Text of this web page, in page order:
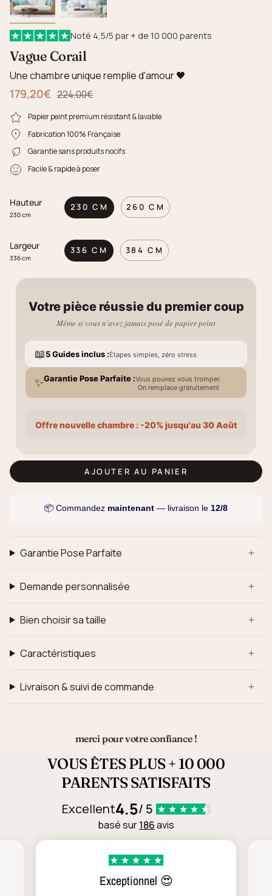
Noté 4,5/5 par + de 10 000 parents
Vague Corail
Une chambre unique remplie d'amour 🖤
179,20€
Prix régulier224,00€
Papier peint premium résistant & lavable
Fabrication 100% Française
Garantie sans produits nocifs
Facile & rapide à poser
Hauteur
230 cm
230 CM 260 CM
Largeur
336 cm
336 CM 384 CM
Votre pièce réussie du premier coup
Même si vous n'avez jamais posé de papier peint
📖5 Guides inclus :Étapes simples, zéro stress
✨Garantie Pose Parfaite :Vous pouvez vous tromper.
On remplace gratuitement
Offre nouvelle chambre : -20% jusqu'au 30 Août
AJOUTER AU PANIER
📦 Commandez maintenant — livraison le 12/8
Garantie Pose Parfaite
Demande personnalisée
Bien choisir sa taille
Caractéristiques
Livraison & suivi de commande
merci pour votre confiance !
VOUS ÊTES PLUS + 10 000
PARENTS SATISFAITS
Excellent4.5/ 5
basé sur186avis
Exceptionnel 😍